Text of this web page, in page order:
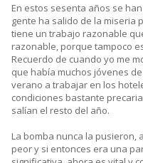
En estos sesenta años se
gente ha salido de la miseria
tiene un trabajo razonable
razonable, porque tampoco
Recuerdo de cuando yo me
que había muchos jóvenes
verano a trabajar en los
condiciones bastante
salían el resto del año.
La bomba nunca la
peor y si entonces era una